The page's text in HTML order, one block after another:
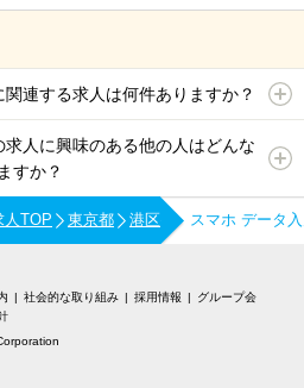
連する求人は何件ありますか？
人に興味のある他の人はどんな
すか？
人TOP 東京都 港区 スマホ データ
社会的な取り組み 採用情報
グループ会